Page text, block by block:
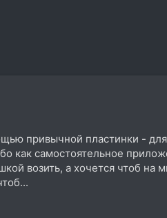
привычной пластинки - для
как самостоятельное
возить, а хочется чтоб на